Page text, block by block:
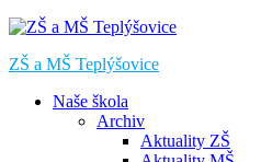
ZŠ a MŠ Teplýšovice
Naše škola
Archiv
Aktuality ZŠ